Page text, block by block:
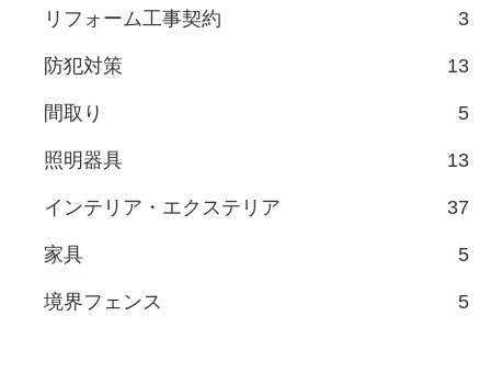
リフォーム工事契約 3
防犯対策 13
間取り 5
照明器具 13
インテリア・エクステリア 37
家具 5
境界フェンス 5